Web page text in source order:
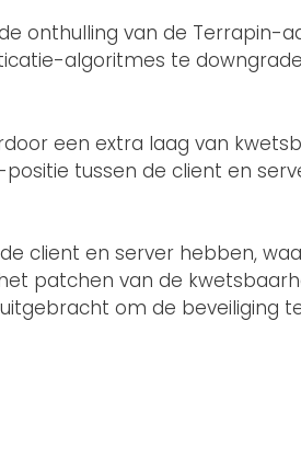
onthulling van de Terrapin-
algoritmes te
een extra laag van
tussen de client en
client en server hebben,
patchen van de
om de beveiliging